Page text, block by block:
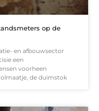
op de
en afbouwsector
een
voorheen
de duimstok